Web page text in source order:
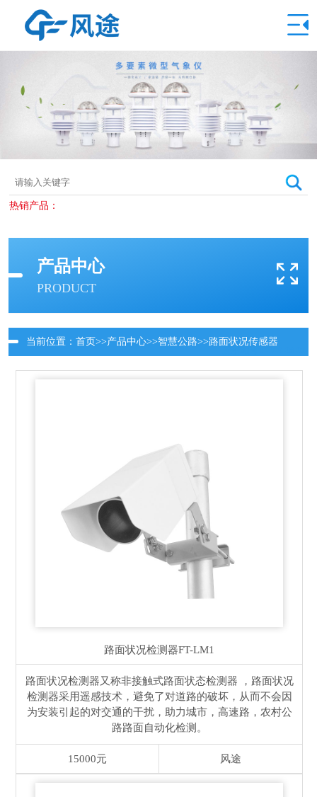
热销产品：
产品中心
PRODUCT
当前位置： 首页>>产品中心>>智慧公路>>路面状况传感器
路面状况检测器FT-LM1
路面状况检测器又称非接触式路面状态检测器 ，路面状况
检测器采用遥感技术，避免了对道路的破坏，从而不会因
为安装引起的对交通的干扰，助力城市，高速路，农村公
路路面自动化检测。
15000元 风途